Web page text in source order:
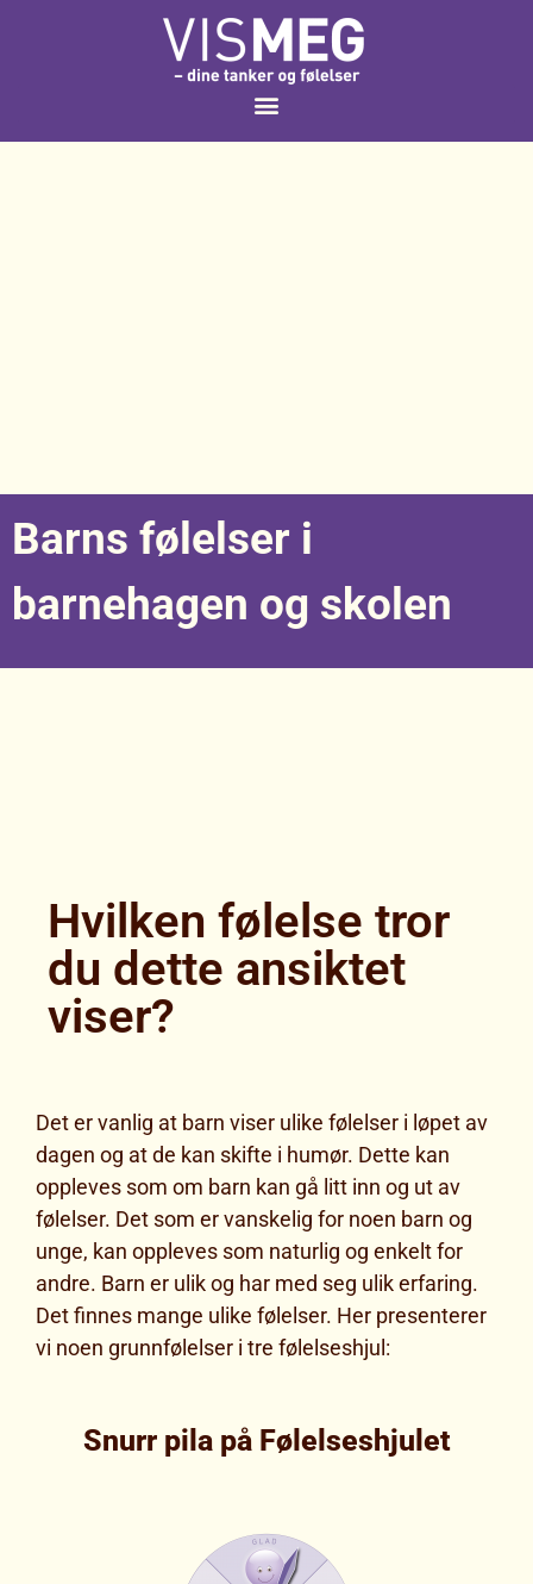
Barns følelser i
barnehagen og skolen
Hvilken følelse tror
du dette ansiktet
viser?
Det er vanlig at barn viser ulike følelser i løpet av
dagen og at de kan skifte i humør. Dette kan
oppleves som om barn kan gå litt inn og ut av
følelser. Det som er vanskelig for noen barn og
unge, kan oppleves som naturlig og enkelt for
andre. Barn er ulik og har med seg ulik erfaring.
Det finnes mange ulike følelser. Her presenterer
vi noen grunnfølelser i tre følelseshjul:
Snurr pila på Følelseshjulet